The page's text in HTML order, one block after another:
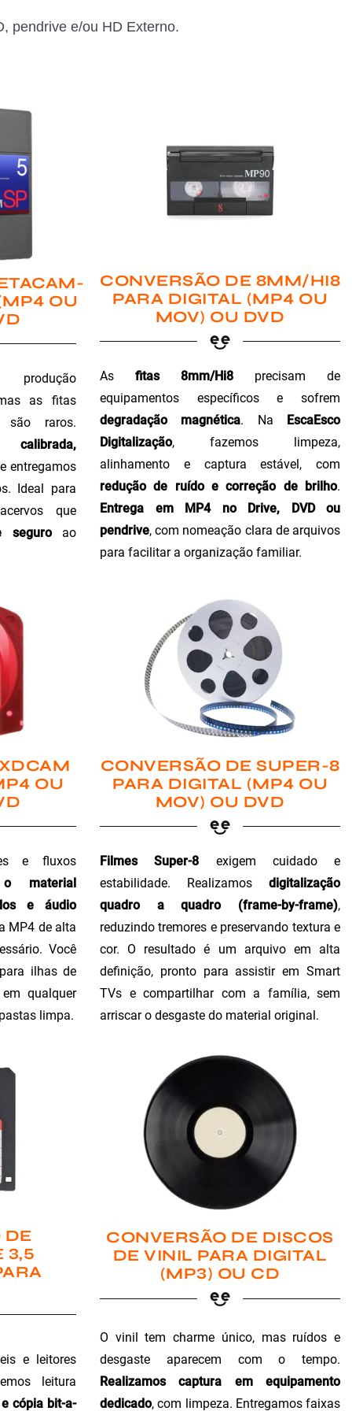
pendrive e/ou HD Externo.
OU
as fitas
são raros.
entregamos
Ideal para
que
seguroao
CONVERSÃO DE 8MM/HI8
PARA DIGITAL (MP4 OU
MOV) OU DVD
As fitas 8mm/Hi8 precisam de
equipamentos específicos e sofrem
degradação magnética. Na EscaEsco
Digitalização, fazemos limpeza,
alinhamento e captura estável, com
redução de ruído e correção de brilho.
Entrega em MP4 no Drive, DVD ou
pendrive, com nomeação clara de arquivos
para facilitar a organização familiar.
OU
e fluxos
o material
e áudio
MP4 de alta
Você
ilhas de
qualquer
limpa.
CONVERSÃO DE SUPER-8
PARA DIGITAL (MP4 OU
MOV) OU DVD
Filmes Super-8 exigem cuidado e
estabilidade. Realizamos digitalização
quadro a quadro (frame-by-frame),
reduzindo tremores e preservando textura e
cor. O resultado é um arquivo em alta
definição, pronto para assistir em Smart
TVs e compartilhar com a família, sem
arriscar o desgaste do material original.
DE
3,5
e leitores
leitura
cópia bit-a-
CONVERSÃO DE DISCOS
DE VINIL PARA DIGITAL
(MP3) OU CD
O vinil tem charme único, mas ruídos e
desgaste aparecem com o tempo.
Realizamos captura em equipamento
dedicado, com limpeza. Entregamos faixas